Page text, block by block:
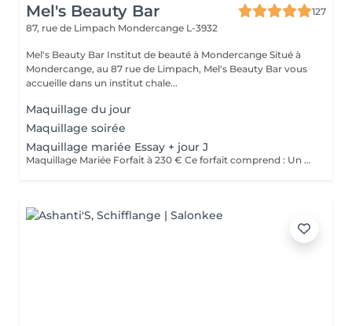
Mel's Beauty Bar
127
87, rue de Limpach Mondercange L-3932
Mel's Beauty Bar Institut de beauté à Mondercange Situé à
Mondercange, au 87 rue de Limpach, Mel's Beauty Bar vous
accueille dans un institut chale...
Maquillage du jour
Maquillage soirée
Maquillage mariée Essay + jour J
Maquillage Mariée Forfait à 230 € Ce forfait comprend : Un essai maquillage en amont, afin de définir ensemble le maquillage idéal selon votre personnalité, votre robe et le thème de votre mariage Le maquillage du jour J, réalisé avec des produits professionnels longue tenue pour un teint lumineux et un maquillage impeccable tout au long de la journée et de la soirée Un moment privilégié, pensé pour vous offrir sérénité, écoute et mise en beauté sur mesure. Faux cils sur demande (en supplément), pour sublimer le regard selon vos envies. Déplacement possible : des frais de déplacement seront appliqués selon la distance.